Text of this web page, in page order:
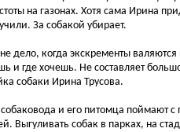
на газонах. Хотя сама Ирина
За собакой убирает.
дело, когда экскременты
и где хочешь. Не составляет
собаки Ирина Трусова.
и его питомца поймают
Выгуливать собак в парках, на